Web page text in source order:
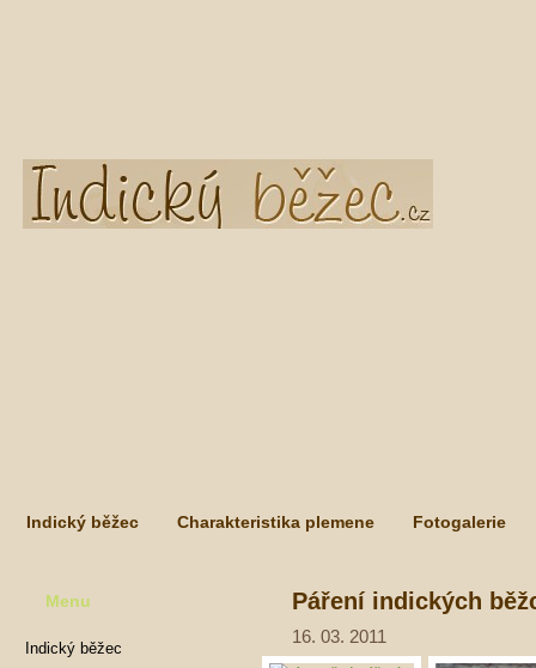
Indický běžec Charakteristika plemene Fotogalerie
Menu
Indický běžec
Páření indických
16. 03. 2011